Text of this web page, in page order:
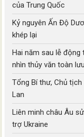
của Trung Quốc
Kỷ nguyên Ấn Độ
khép lại
Hai năm sau lễ động
nhìn thủy văn toàn
Tổng Bí thư, Chủ
Lan
Liên minh châu Âu
trợ Ukraine